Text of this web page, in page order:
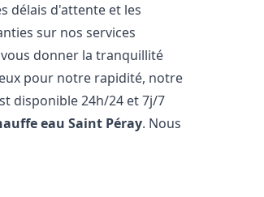
délais d'attente et les
sur nos services
donner la tranquillité
pour notre rapidité, notre
disponible 24h/24 et 7j/7
eau Saint Péray. Nous